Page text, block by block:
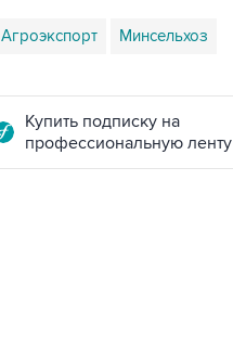
Агроэкспорт Минсельхоз
Купить подписку на
профессиональную ленту